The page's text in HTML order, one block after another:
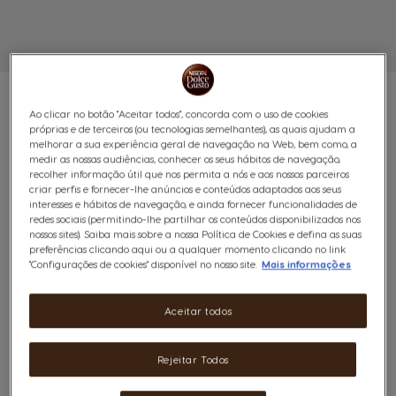
PACK GENIO S PLUS
NESCAFÉ® DOLCE GUSTO®
(6)
1 Máquina de café Genio S Plus Preto
Ao clicar no botão "Aceitar todos", concorda com o uso de cookies
próprias e de terceiros (ou tecnologias semelhantes), as quais ajudam a
melhorar a sua experiência geral de navegação na Web, bem como, a
medir as nossas audiências, conhecer os seus hábitos de navegação,
recolher informação útil que nos permita a nós e aos nossos parceiros
criar perfis e fornecer-lhe anúncios e conteúdos adaptados aos seus
interesses e hábitos de navegação, e ainda fornecer funcionalidades de
redes sociais (permitindo-lhe partilhar os conteúdos disponibilizados nos
nossos sites). Saiba mais sobre a nossa Política de Cookies e defina as suas
preferências clicando aqui ou a qualquer momento clicando no link
"Configurações de cookies" disponível no nosso site. Mais informações
Rejeitar Todos
Aceitar todos